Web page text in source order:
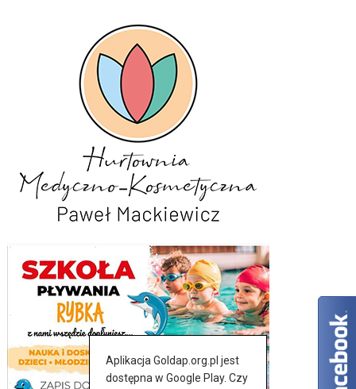
Aplikacja Goldap.org.pl jest
dostępna w Google Play. Czy